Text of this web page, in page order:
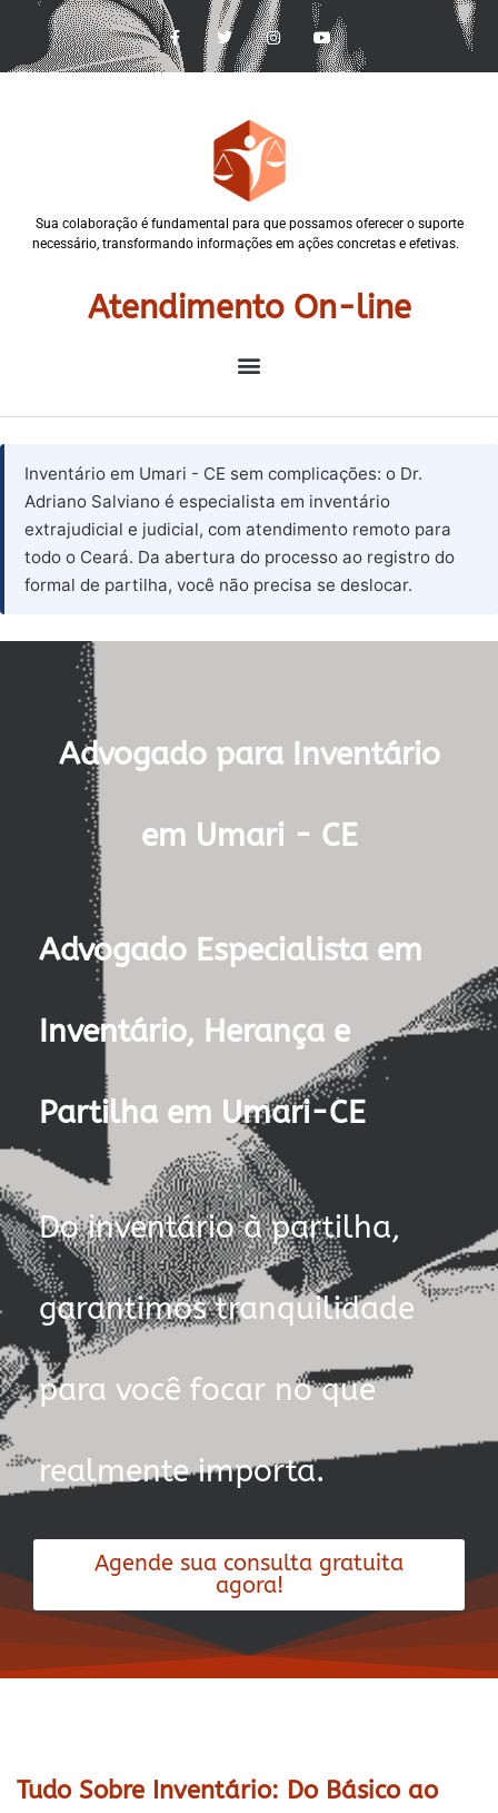
Sua colaboração é fundamental para que possamos oferecer o suporte
necessário, transformando informações em ações concretas e efetivas.
Atendimento On-line
Inventário em Umari - CE sem complicações: o Dr.
Adriano Salviano é especialista em inventário
extrajudicial e judicial, com atendimento remoto para
todo o Ceará. Da abertura do processo ao registro do
formal de partilha, você não precisa se deslocar.
Advogado para Inventário
em Umari - CE
Advogado Especialista em
Inventário, Herança e
Partilha em Umari-CE
Do inventário à partilha,
garantimos tranquilidade
para você focar no que
realmente importa.
Agende sua consulta gratuita
agora!
Tudo Sobre Inventário: Do Básico ao